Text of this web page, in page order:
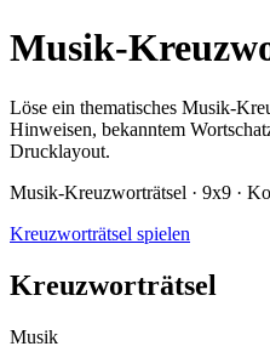
Musik-
Löse ein thematisches Musik-
Hinweisen, bekanntem
Drucklayout.
Musik-Kreuzworträtsel · 9x9 ·
Kreuzworträtsel spielen
Kreuzworträtsel
Musik